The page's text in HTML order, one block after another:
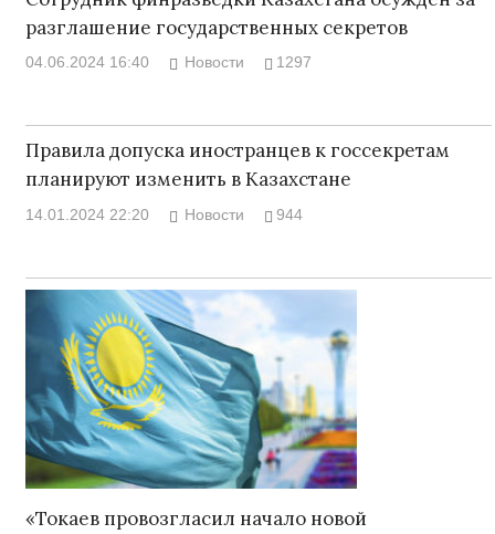
разглашение государственных секретов
04.06.2024 16:40 Новости 1297
Правила допуска иностранцев к госсекретам
планируют изменить в Казахстане
14.01.2024 22:20 Новости 944
«Токаев провозгласил начало новой